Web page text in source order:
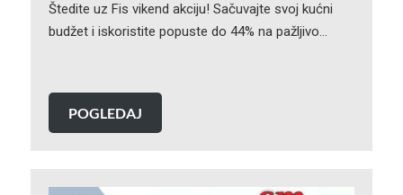
Štedite uz Fis vikend akciju! Sačuvajte svoj kućni
budžet i iskoristite popuste do 44% na pažljivo…
POGLEDAJ